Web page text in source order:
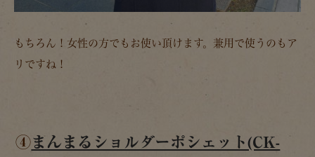
もちろん！女性の方でもお使い頂けます。兼用で使うのもア
リですね！
④まんまるショルダーポシェット(CK-